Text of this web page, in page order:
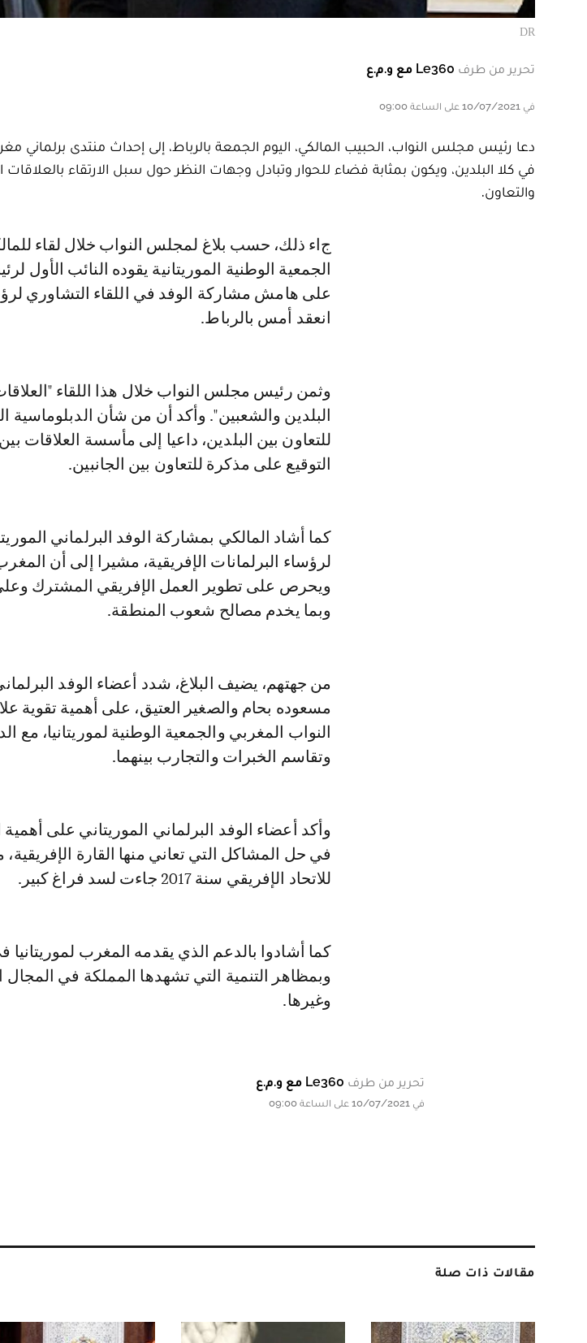
DR
تحرير من طرف Le360 مع و.م.ع
في 10/07/2021 على الساعة 09:00
دعا رئيس مجلس النواب، الحبيب المالكي، اليوم الجمعة بالرباط، إلى إحداث منتدى برلماني
في كلا البلدين، ويكون بمثابة فضاء للحوار وتبادل وجهات النظر حول سبل الارتقاء بالعلاقات
والتعاون.
جاء ذلك، حسب بلاغ لمجلس النواب خلال لقاء للمالكي مع وفد برلماني من
الجمعية الوطنية الموريتانية يقوده النائب الأول
على هامش مشاركة الوفد في اللقاء التشاوري
انعقد أمس بالرباط.
وثمن رئيس مجلس النواب خلال هذا اللقاء
البلدين والشعبين". وأكد أن من شأن الدبلوماسية
للتعاون بين البلدين، داعيا إلى مأسسة العلاقات
التوقيع على مذكرة للتعاون بين الجانبين.
كما أشاد المالكي بمشاركة الوفد البرلماني
لرؤساء البرلمانات الإفريقية، مشيرا إلى أن
ويحرص على تطوير العمل الإفريقي المشترك
وبما يخدم مصالح شعوب المنطقة.
من جهتهم، يضيف البلاغ، شدد أعضاء الوفد
مسعوده بحام والصغير العتيق، على أهمية تقوية
النواب المغربي والجمعية الوطنية لموريتانيا، مع
وتقاسم الخبرات والتجارب بينهما.
وأكد أعضاء الوفد البرلماني الموريتاني على
في حل المشاكل التي تعاني منها القارة
للاتحاد الإفريقي سنة 2017 جاءت لسد فراغ كبير.
كما أشادوا بالدعم الذي يقدمه المغرب لموريتانيا
وبمظاهر التنمية التي تشهدها المملكة في
وغيرها.
تحرير من طرف Le360 مع و.م.ع
في 10/07/2021 على الساعة 09:00
مقالات ذات صلة